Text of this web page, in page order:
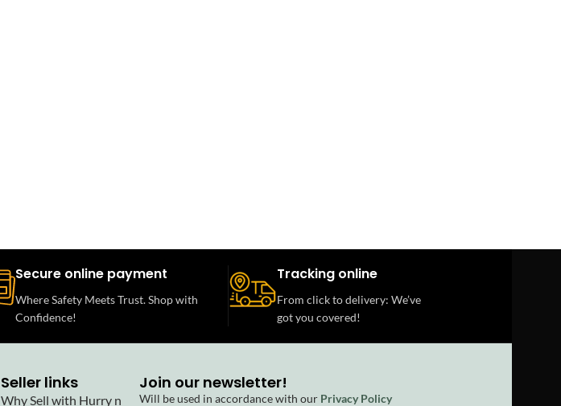
Secure online payment
Where Safety Meets Trust. Shop with
Confidence!
Tracking online
From click to delivery: We’ve
got you covered!
Seller links
Why Sell with Hurry n
Join our newsletter!
Will be used in accordance with our Privacy Policy